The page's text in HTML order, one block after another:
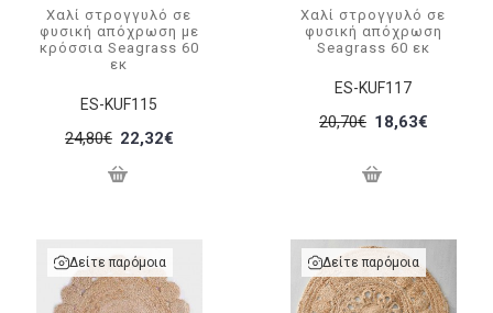
ES-KUF115
Χαλί στρογγυλό σε
φυσική απόχρωση με
κρόσσια Seagrass 60
εκ
24,80€ 22,32€
ES-KUF117
Χαλί στρογγυλό σε
φυσική απόχρωση
Seagrass 60 εκ
20,70€ 18,63€
Δείτε παρόμοια Δείτε παρόμοια